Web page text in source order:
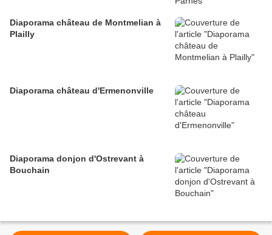
Diaporama château de Montmelian à
Plailly
Diaporama château d'Ermenonville
Diaporama donjon d'Ostrevant à
Bouchain